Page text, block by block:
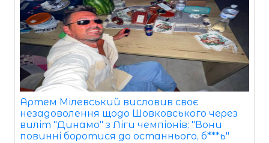
Артем Мілевський висловив своє
незадоволення щодо Шовковського через
виліт "Динамо" з Ліги чемпіонів: "Вони
повинні боротися до останнього, б***ь"